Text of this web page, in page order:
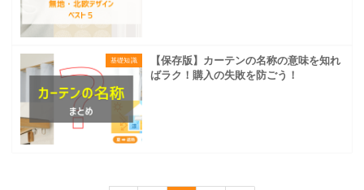
基礎知識
【保存版】カーテンの名称の意味を知れ
ばラク！購入の失敗を防ごう！